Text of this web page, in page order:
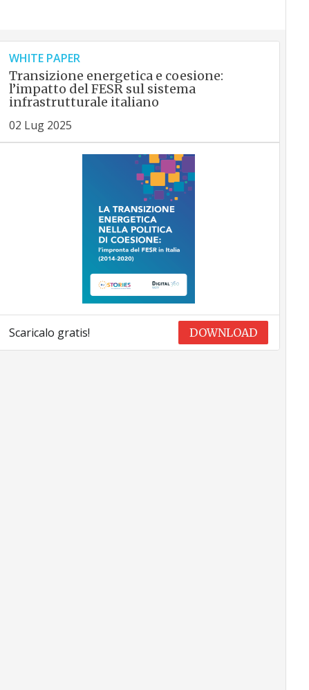
WHITE PAPER
Transizione energetica e coesione:
l’impatto del FESR sul sistema
infrastrutturale italiano
02 Lug 2025
Scaricalo gratis! DOWNLOAD